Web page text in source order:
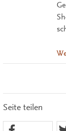
Seite teilen